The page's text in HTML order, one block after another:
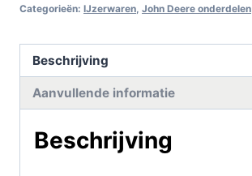
Categorieën: IJzerwaren John Deere onderdelen
Beschrijving
Aanvullende informatie
Beschrijving